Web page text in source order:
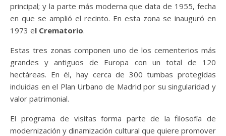
principal; y la parte más moderna que data de 1955, fecha
en que se amplió el recinto. En esta zona se inauguró en
1973 el Crematorio.
Estas tres zonas componen uno de los cementerios más
grandes y antiguos de Europa con un total de 120
hectáreas. En él, hay cerca de 300 tumbas protegidas
incluidas en el Plan Urbano de Madrid por su singularidad y
valor patrimonial.
El programa de visitas forma parte de la filosofía de
modernización y dinamización cultural que quiere promover